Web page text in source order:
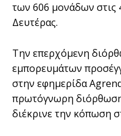
των 606 μονάδων στις
Δευτέρας.
Την επερχόμενη
εμπορευμάτων
στην εφημερίδα
πρωτόγνωρη
διέκρινε την κόπωση